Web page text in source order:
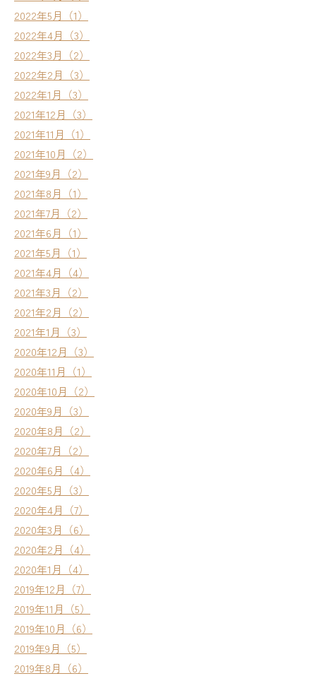
2022年5月（1）
2022年4月（3）
2022年3月（2）
2022年2月（3）
2022年1月（3）
2021年12月（3）
2021年11月（1）
2021年10月（2）
2021年9月（2）
2021年8月（1）
2021年7月（2）
2021年6月（1）
2021年5月（1）
2021年4月（4）
2021年3月（2）
2021年2月（2）
2021年1月（3）
2020年12月（3）
2020年11月（1）
2020年10月（2）
2020年9月（3）
2020年8月（2）
2020年7月（2）
2020年6月（4）
2020年5月（3）
2020年4月（7）
2020年3月（6）
2020年2月（4）
2020年1月（4）
2019年12月（7）
2019年11月（5）
2019年10月（6）
2019年9月（5）
2019年8月（6）